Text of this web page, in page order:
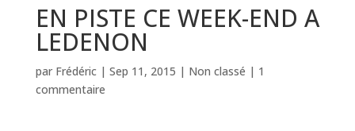
EN PISTE CE WEEK-END A
LEDENON
par Frédéric| Sep 11, 2015 | Non classé | 1
commentaire